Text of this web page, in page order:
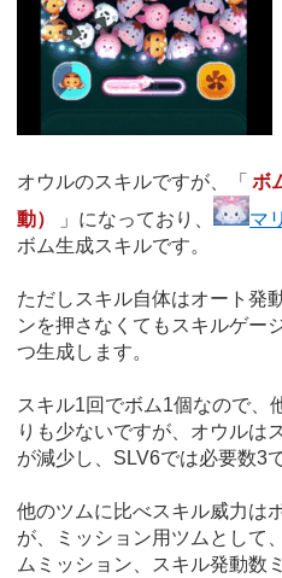
オウルのスキルですが、「 ボ
動）
」になっており、 マ
ボム生成スキルです。
ただしスキル自体はオート発
ンを押さなくてもスキルゲー
つ生成します。
スキル1回でボム1個なので、
りも少ないですが、オウルは
が減少し、SLV6では必要数3
他のツムに比べスキル威力は
が、ミッション用ツムとして
ムミッション、スキル発動数